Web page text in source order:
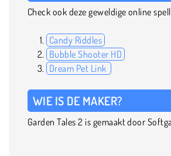
Check ook deze geweldige online
Candy Riddles
Bubble Shooter HD
Dream Pet Link
WIE IS DE MAKER?
Garden Tales 2 is gemaakt door